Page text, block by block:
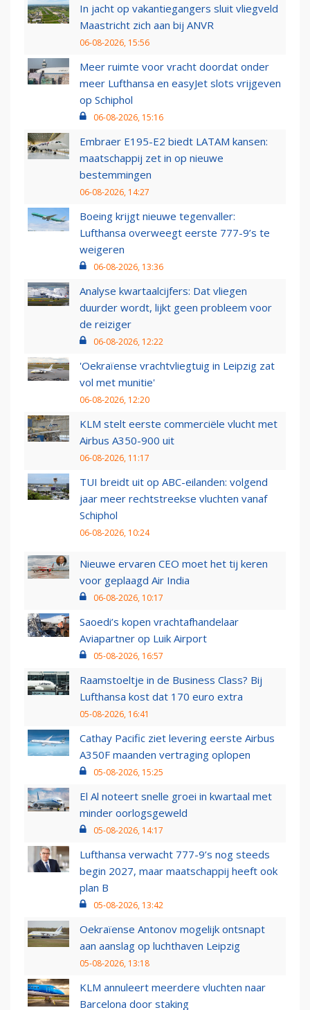
In jacht op vakantiegangers sluit vliegveld
Maastricht zich aan bij ANVR
06-08-2026, 15:56
Meer ruimte voor vracht doordat onder
meer Lufthansa en easyJet slots vrijgeven
op Schiphol
06-08-2026, 15:16
Embraer E195-E2 biedt LATAM kansen:
maatschappij zet in op nieuwe
bestemmingen
06-08-2026, 14:27
Boeing krijgt nieuwe tegenvaller:
Lufthansa overweegt eerste 777-9’s te
weigeren
06-08-2026, 13:36
Analyse kwartaalcijfers: Dat vliegen
duurder wordt, lijkt geen probleem voor
de reiziger
06-08-2026, 12:22
'Oekraïense vrachtvliegtuig in Leipzig zat
vol met munitie'
06-08-2026, 12:20
KLM stelt eerste commerciële vlucht met
Airbus A350-900 uit
06-08-2026, 11:17
TUI breidt uit op ABC-eilanden: volgend
jaar meer rechtstreekse vluchten vanaf
Schiphol
06-08-2026, 10:24
Nieuwe ervaren CEO moet het tij keren
voor geplaagd Air India
06-08-2026, 10:17
Saoedi’s kopen vrachtafhandelaar
Aviapartner op Luik Airport
05-08-2026, 16:57
Raamstoeltje in de Business Class? Bij
Lufthansa kost dat 170 euro extra
05-08-2026, 16:41
Cathay Pacific ziet levering eerste Airbus
A350F maanden vertraging oplopen
05-08-2026, 15:25
El Al noteert snelle groei in kwartaal met
minder oorlogsgeweld
05-08-2026, 14:17
Lufthansa verwacht 777-9’s nog steeds
begin 2027, maar maatschappij heeft ook
plan B
05-08-2026, 13:42
Oekraïense Antonov mogelijk ontsnapt
aan aanslag op luchthaven Leipzig
05-08-2026, 13:18
KLM annuleert meerdere vluchten naar
Barcelona door staking